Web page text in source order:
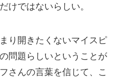
けではないらしい。
り開きたくないマイスピ
問題らしいということが
さんの言葉を信じて、こ